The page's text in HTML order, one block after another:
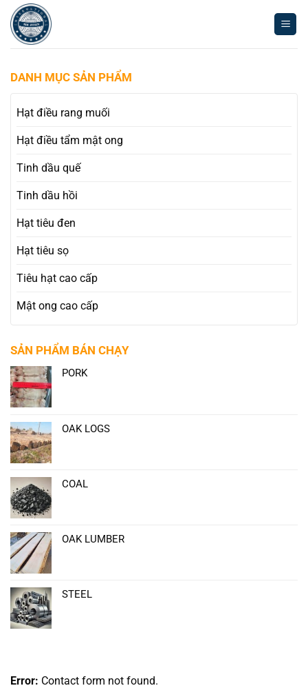
Skip
content
Error: Contact form not found.
DANH MỤC SẢN PHẨM
Hạt điều rang muối
Hạt điều tẩm mật ong
Tinh dầu quế
Tinh dầu hồi
Hạt tiêu đen
Hạt tiêu sọ
Tiêu hạt cao cấp
Mật ong cao cấp
SẢN PHẨM BÁN CHẠY
PORK
OAK LOGS
COAL
OAK LUMBER
STEEL